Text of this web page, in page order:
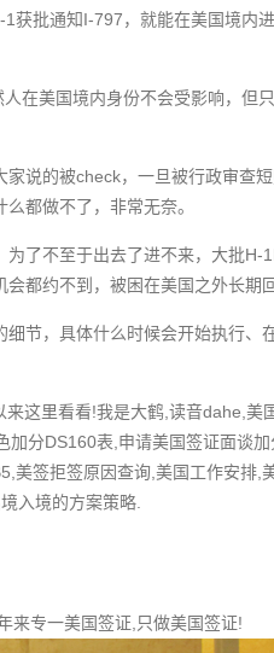
获批通知I-797，就能在美国境内
在美国境内身份不会受影响，但
说的被check，一旦被行政审查
都做不了，非常无奈。
了不至于出去了进不来，大批H-
都约不到，被困在美国之外长期
节，具体什么时候会开始执行、
这里看看!我是大鹤,读音dahe,美
分DS160表,申请美国签证面谈
美签拒签原因查询,美国工作安排,
入境的方案策略.
来专一美国签证,只做美国签证!